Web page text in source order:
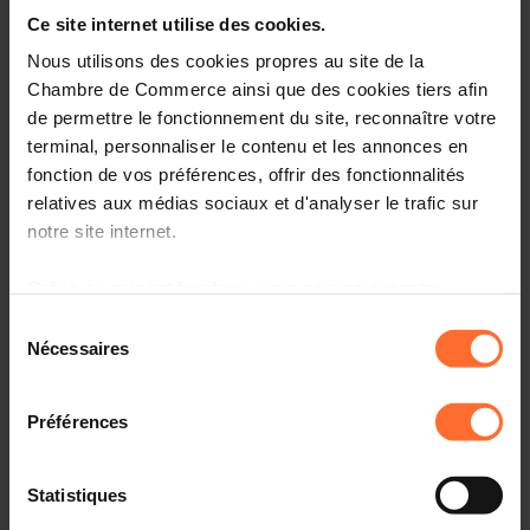
Ce site internet utilise des cookies.
Nous utilisons des cookies propres au site de la
Chambre de Commerce ainsi que des cookies tiers afin
de permettre le fonctionnement du site, reconnaître votre
terminal, personnaliser le contenu et les annonces en
fonction de vos préférences, offrir des fonctionnalités
relatives aux médias sociaux et d'analyser le trafic sur
notre site internet.
à l’exception des cookies strictement nécessaires au
fonctionnement du site. Une description des différents
cookies est accessible sous l’onglet « Détails » ci-
dessus.
Il est précisé que la navigation sur le site et certaines
fonctionnalités (ex : lecture de vidéos, partage sur les
Nécessaires
Préférences
Statistiques
entrepreneurs.
Comment? Participez à une prochaine session
vous informera sur l’écosystème, le cadre réglementaire
et les démarches à suivre.
Programme
entrepreneurs au Luxembourg